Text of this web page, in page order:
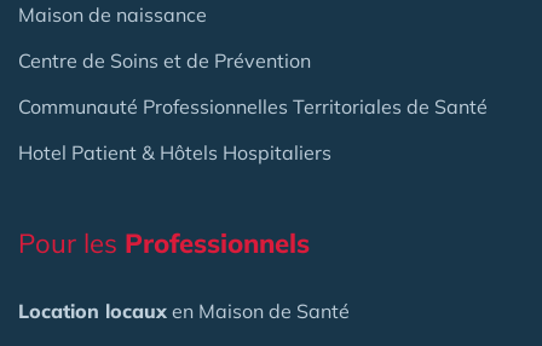
Maison de naissance
Centre de Soins et de Prévention
Communauté Professionnelles Territoriales de Santé
Hotel Patient & Hôtels Hospitaliers
Pour les Professionnels
Location locaux en Maison de Santé